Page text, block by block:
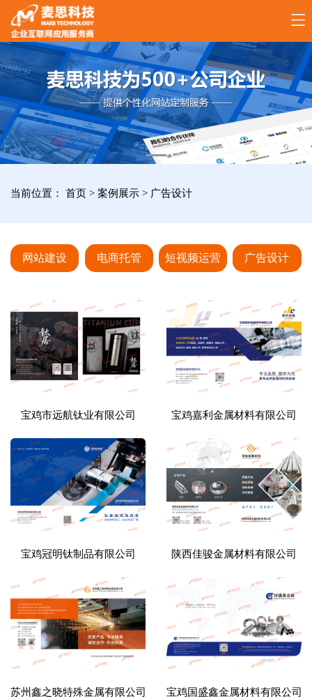
17789288861
全
国
咨
当前位置：首页 >案例展示> 广告设计
网站建设 电商托管 短视频运营 广告设计
宝鸡市远航钛业有限公司 宝鸡嘉利金属材料有限公司
宝鸡冠明钛制品有限公司 陕西佳骏金属材料有限公司
苏州鑫之晓特殊金属有限公司 宝鸡国盛鑫金属材料有限公司